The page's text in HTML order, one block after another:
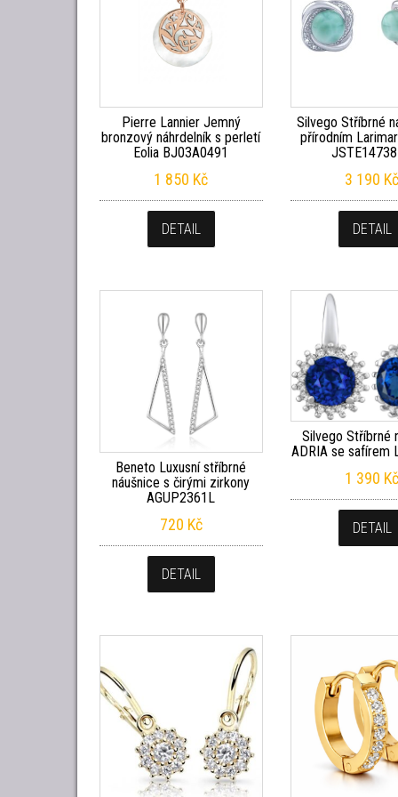
Pierre Lannier Jemný
bronzový náhrdelník s perletí
Eolia BJ03A0491
1 850 Kč
DETAIL
Silvego Stříbrné
přírodním
3 190
DETAIL
Beneto Luxusní stříbrné
náušnice s čirými zirkony
AGUP2361L
720 Kč
DETAIL
Silvego Stříbrné
ADRIA se safírem
1 390
DETAIL